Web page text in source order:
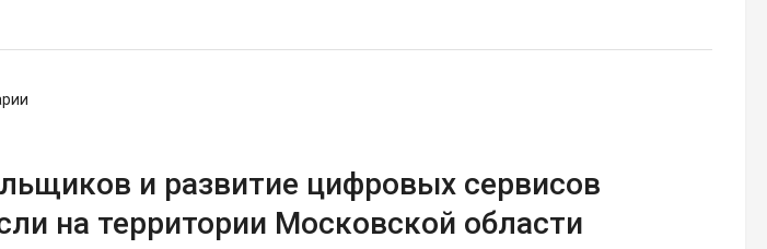
и развитие цифровых сервисов
на территории Московской области